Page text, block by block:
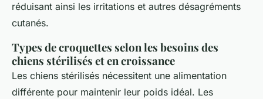
réduisant ainsi les irritations et autres désagréments
cutanés.
Types de croquettes selon les besoins des
chiens stérilisés et en croissance
Les chiens stérilisés nécessitent une alimentation
différente pour maintenir leur poids idéal. Les